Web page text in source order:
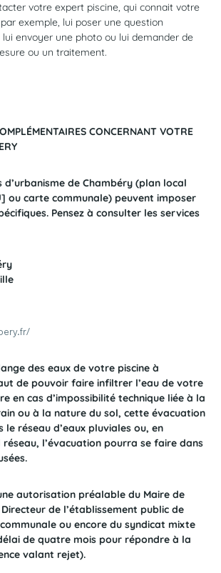
votre expert piscine, qui connait votre
exemple, lui poser une question
envoyer une photo ou lui demander de
ou un traitement.
CONCERNANT VOTRE
d’urbanisme de Chambéry (plan local
ou carte communale) peuvent imposer
Pensez à consulter les services
des eaux de votre piscine à
de pouvoir faire infiltrer l’eau de votre
en cas d’impossibilité technique liée à la
ou à la nature du sol, cette évacuation
le réseau d’eaux pluviales ou, en
réseau, l’évacuation pourra se faire dans
autorisation préalable du Maire de
de l’établissement public de
ou encore du syndicat mixte
de quatre mois pour répondre à la
valant rejet).